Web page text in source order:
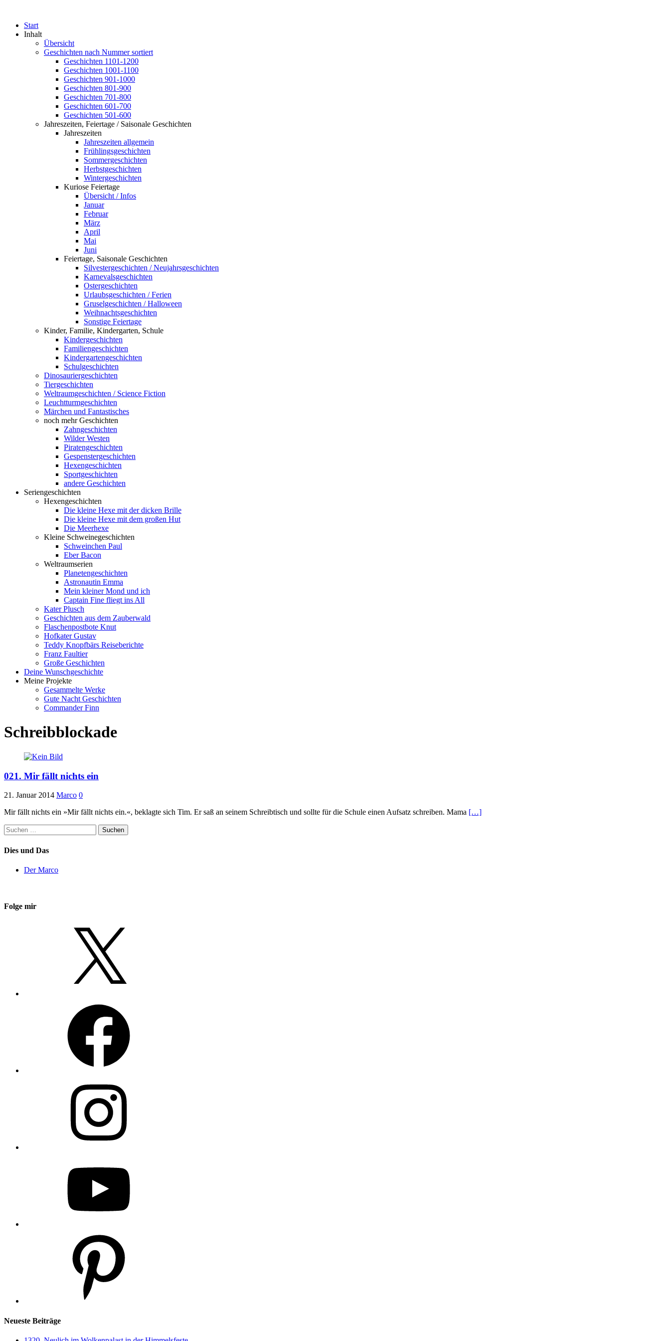
Start
Inhalt
Übersicht
Geschichten nach Nummer sortiert
Geschichten 1101-1200
Geschichten 1001-1100
Geschichten 901-1000
Geschichten 801-900
Geschichten 701-800
Geschichten 601-700
Geschichten 501-600
Jahreszeiten, Feiertage / Saisonale Geschichten
Jahreszeiten
Jahreszeiten allgemein
Frühlingsgeschichten
Sommergeschichten
Herbstgeschichten
Wintergeschichten
Kuriose Feiertage
Übersicht / Infos
Januar
Februar
März
April
Mai
Juni
Feiertage, Saisonale Geschichten
Silvestergeschichten / Neujahrsgeschichten
Karnevalsgeschichten
Ostergeschichten
Urlaubsgeschichten / Ferien
Gruselgeschichten / Halloween
Weihnachtsgeschichten
Sonstige Feiertage
Kinder, Familie, Kindergarten, Schule
Kindergeschichten
Familiengeschichten
Kindergartengeschichten
Schulgeschichten
Dinosauriergeschichten
Tiergeschichten
Weltraumgeschichten / Science Fiction
Leuchtturmgeschichten
Märchen und Fantastisches
noch mehr Geschichten
Zahngeschichten
Wilder Westen
Piratengeschichten
Gespenstergeschichten
Hexengeschichten
Sportgeschichten
andere Geschichten
Seriengeschichten
Hexengeschichten
Die kleine Hexe mit der dicken Brille
Die kleine Hexe mit dem großen Hut
Die Meerhexe
Kleine Schweinegeschichten
Schweinchen Paul
Eber Bacon
Weltraumserien
Planetengeschichten
Astronautin Emma
Mein kleiner Mond und ich
Captain Fine fliegt ins All
Kater Plusch
Geschichten aus dem Zauberwald
Flaschenpostbote Knut
Hofkater Gustav
Teddy Knopfbärs Reiseberichte
Franz Faultier
Große Geschichten
Deine Wunschgeschichte
Meine Projekte
Gesammelte Werke
Gute Nacht Geschichten
Commander Finn
Schreibblockade
021. Mir fällt nichts ein
21. Januar 2014 Marco 0
Mir fällt nichts ein »Mir fällt nichts ein.«, beklagte sich Tim. Er saß an seinem Schreibtisch und sollte für die Schule einen Aufsatz schreiben. Mama […]
Suchen
nach:
Dies und Das
Der Marco
Folge mir
Neueste Beiträge